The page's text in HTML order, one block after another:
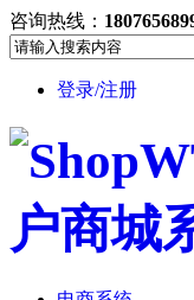
咨询热线：
登录/注册